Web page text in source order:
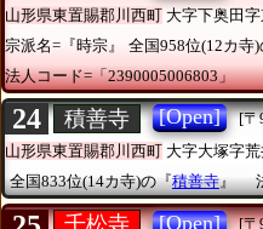
山形県東置賜郡川西町 大字下奥田
宗派名=『時宗』
全国958位(12カ寺)
法人コード=「2390005006803」
24 積善寺 [Open]
[〒
山形県東置賜郡川西町 大字大塚字
全国833位(14カ寺)の『積善寺』
[Open] [〒